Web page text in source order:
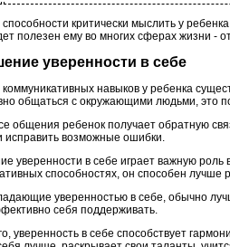
способности критически мыслить у
полезен ему во многих сферах жизни -
уверенности в себе
коммуникативных навыков у ребенка
общаться с окружающими людьми, это
общения ребенок получает обратную
исправить возможные ошибки.
уверенности в себе играет важную роль
способностях, он способен лучше
уверенностью в себе, обычно
себя поддерживать.
уверенность в себе способствует